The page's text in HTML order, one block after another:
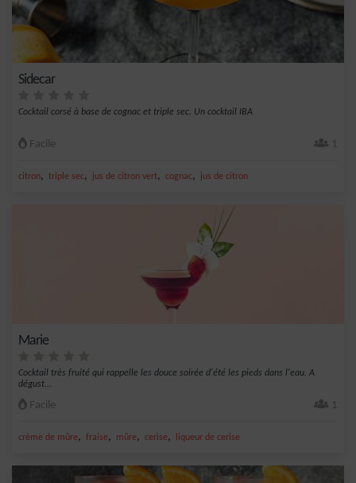
Sidecar
Cocktail corsé à base de cognac et triple sec. Un cocktail IBA
Facile 1
citron, triple sec, jus de citron vert, cognac, jus de citron
Marie
Cocktail très fruité qui rappelle les douce soirée d'été les pieds dans l'eau. A
dégust...
Facile 1
crème de mûre, fraise, mûre, cerise, liqueur de cerise